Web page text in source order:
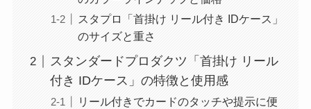
スタプロ「首掛け リール付き IDケース」
のサイズと重さ
スタンダードプロダクツ「首掛け リール
付き IDケース」の特徴と使用感
リール付きでカードのタッチや提示に便